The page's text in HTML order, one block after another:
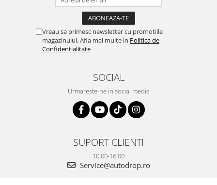
Vreau sa primesc newsletter cu promotiile
magazinului. Afla mai multe in Politica de
Confidentialitate
SOCIAL
Urmareste-ne in social media
SUPORT CLIENTI
10:00-16:00
Service@autodrop.ro